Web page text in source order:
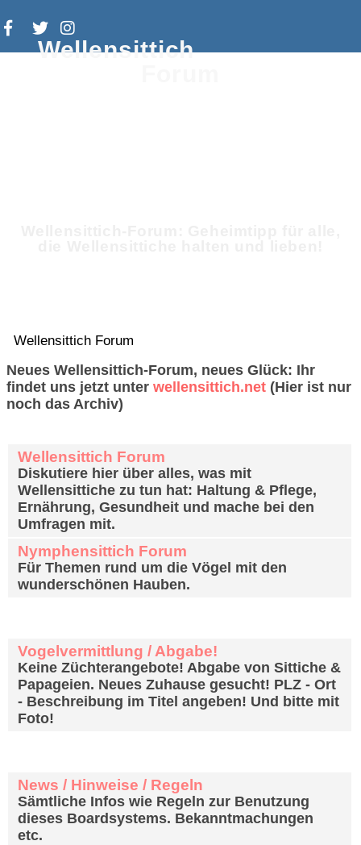
Wellensittich
Wellensittich Forum
Neues Wellensittich-Forum, neues Glück: Ihr
findet uns jetzt unter wellensittich.net (Hier ist nur
noch das Archiv)
andere Sittiche
Wellensittich Forum
Diskutiere hier über alles, was mit
Wellensittiche zu tun hat: Haltung & Pflege,
Ernährung, Gesundheit und mache bei den
Umfragen mit.
Nymphensittich Forum
Für Themen rund um die Vögel mit den
wunderschönen Hauben.
Vogelvermittlung / Abgabe!
Keine Züchterangebote! Abgabe von Sittiche &
Papageien. Neues Zuhause gesucht! PLZ - Ort
- Beschreibung im Titel angeben! Und bitte mit
Foto!
News / Hinweise / Regeln
Sämtliche Infos wie Regeln zur Benutzung
dieses Boardsystems. Bekanntmachungen
etc.